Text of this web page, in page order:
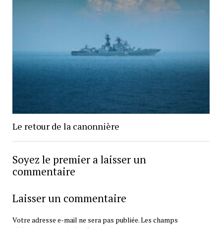
Le retour de la canonnière
Soyez le premier a laisser un
commentaire
Laisser un commentaire
Votre adresse e-mail ne sera pas publiée.Les champs